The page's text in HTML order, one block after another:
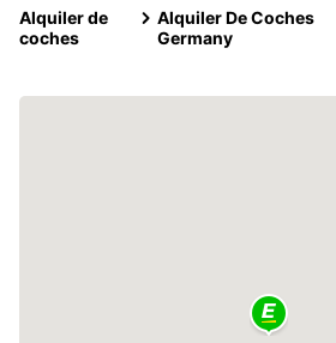
Alquiler de
coches
Alquiler De Coches
Germany